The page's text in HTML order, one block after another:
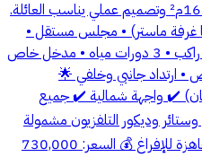
هادئ ومميز مقابل جامع، بمساحة 167م² وتصميم عملي يناسب العائلة.
غرف نوم (منها غرفة ماستر) • مجلس مستقل •
صالة واسعة مع غرفة طعام • مطبخ راكب • 3 دورات مياه • مدخل خاص
جانبي وخلفي 🌟
✔️ واجهة شمالية ✔️ جميع
وديكور التلفزيون مشمولة
✔️ ضمانات سارية ✔️ غير مرهونة وجاهزة للإفراغ 💰 السعر: 730,000